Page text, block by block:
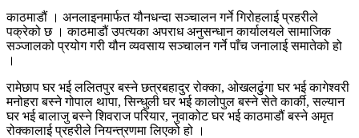
काठमाडौं । अनलाइनमार्फत यौनधन्दा सञ्चालन गर्ने गिरोहलाई प्रहरीले
पक्रेको छ । काठमाडौं उपत्यका अपराध अनुसन्धान कार्यालयले सामाजिक
सञ्जालको प्रयोग गरी यौन व्यवसाय सञ्चालन गर्ने पाँच जनालाई समातेको हो
।
रामेछाप घर भई ललितपुर बस्ने छत्रबहादुर रोक्का, ओखलढुंगा घर भई कागेश्वरी
मनोहरा बस्ने गोपाल थापा, सिन्धुली घर भई कालोपुल बस्ने सेते कार्की, सल्यान
घर भई बालाजु बस्ने शिवराज परियार, नुवाकोट घर भई काठमाडौं बस्ने अमृत
रोक्कालाई प्रहरीले नियन्त्रणमा लिएको हो ।